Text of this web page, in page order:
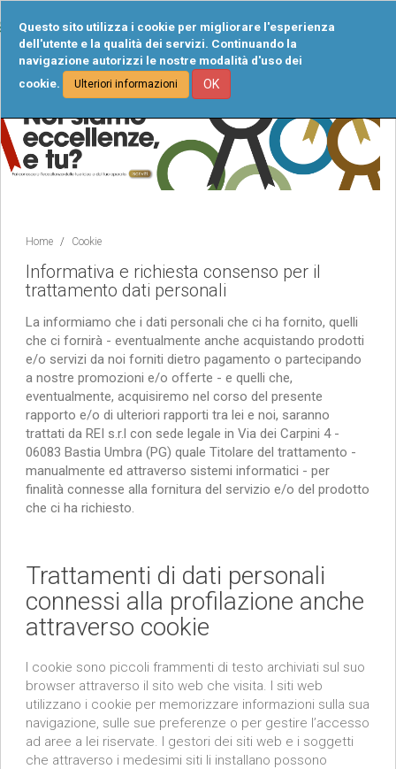
Questo sito utilizza i cookie per migliorare l'esperienza
dell'utente e la qualità dei servizi. Continuando la
navigazione autorizzi le nostre modalità d'uso dei
cookie.
Ulteriori informazioni OK
Home Cookie
Informativa e richiesta consenso per il
trattamento dati personali
La informiamo che i dati personali che ci ha fornito, quelli
che ci fornirà - eventualmente anche acquistando prodotti
e/o servizi da noi forniti dietro pagamento o partecipando
a nostre promozioni e/o offerte - e quelli che,
eventualmente, acquisiremo nel corso del presente
rapporto e/o di ulteriori rapporti tra lei e noi, saranno
trattati da REI s.r.l con sede legale in Via dei Carpini 4 -
06083 Bastia Umbra (PG) quale Titolare del trattamento -
manualmente ed attraverso sistemi informatici - per
finalità connesse alla fornitura del servizio e/o del prodotto
che ci ha richiesto.
Trattamenti di dati personali
connessi alla profilazione anche
attraverso cookie
I cookie sono piccoli frammenti di testo archiviati sul suo
browser attraverso il sito web che visita. I siti web
utilizzano i cookie per memorizzare informazioni sulla sua
navigazione, sulle sue preferenze o per gestire l’accesso
ad aree a lei riservate. I gestori dei siti web e i soggetti
che attraverso i medesimi siti li installano possono